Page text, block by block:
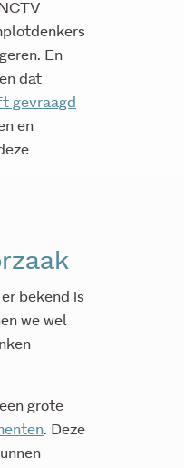
En
dat
gevraagd
en
bekend is
we wel
grote
. Deze